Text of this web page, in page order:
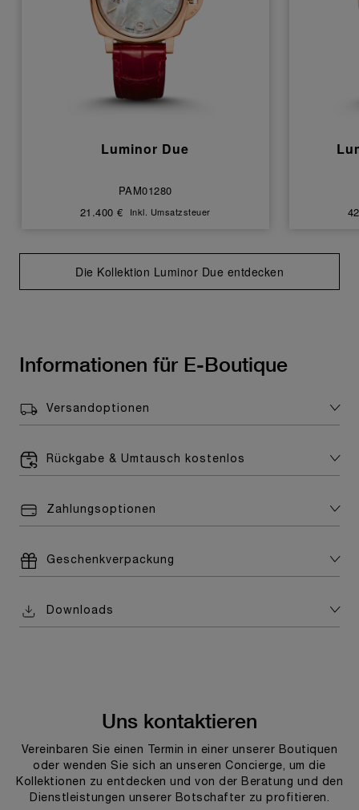
Luminor Due
PAM01280
21.400 €
Inkl. Umsatzsteuer
Die Kollektion Luminor Due entdecken
Informationen für E-Boutique
Versandoptionen
Rückgabe & Umtausch kostenlos
Zahlungsoptionen
Geschenkverpackung
Downloads
Uns kontaktieren
Vereinbaren Sie einen Termin in einer unserer Boutiquen
oder wenden Sie sich an unseren Concierge, um die
Kollektionen zu entdecken und von der Beratung und den
Dienstleistungen unserer Botschafter zu profitieren.